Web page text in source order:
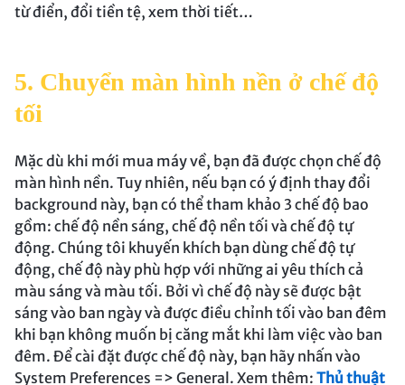
từ điển, đổi tiền tệ, xem thời tiết…
5. Chuyển màn hình nền ở chế độ
tối
Mặc dù khi mới mua máy về, bạn đã được chọn chế độ
màn hình nền. Tuy nhiên, nếu bạn có ý định thay đổi
background này, bạn có thể tham khảo 3 chế độ bao
gồm: chế độ nền sáng, chế độ nền tối và chế độ tự
động. Chúng tôi khuyến khích bạn dùng chế độ tự
động, chế độ này phù hợp với những ai yêu thích cả
màu sáng và màu tối. Bởi vì chế độ này sẽ được bật
sáng vào ban ngày và được điều chỉnh tối vào ban đêm
khi bạn không muốn bị căng mắt khi làm việc vào ban
đêm. Để cài đặt được chế độ này, bạn hãy nhấn vào
System Preferences => General. Xem thêm: Thủ thuật